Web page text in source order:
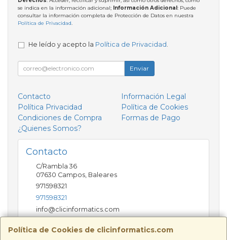
Política de Cookies de clicinformatics.com
se indica en la información adicional; Información Adicional: Puede
consultar la información completa de Protección de Datos en nuestra
Política de Privacidad.
He leído y acepto la Política de Privacidad
Enviar
Contacto
Información Legal
Política Privacidad
Política de Cookies
Condiciones de Compra
Formas de Pago
¿Quienes Somos?
Contacto
C/Rambla 36
07630 Campos Baleares
971598321
971598321
info@clicinformatics.com